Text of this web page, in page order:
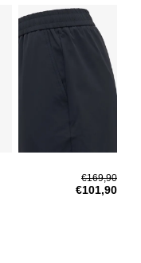
€169,90
€101,90